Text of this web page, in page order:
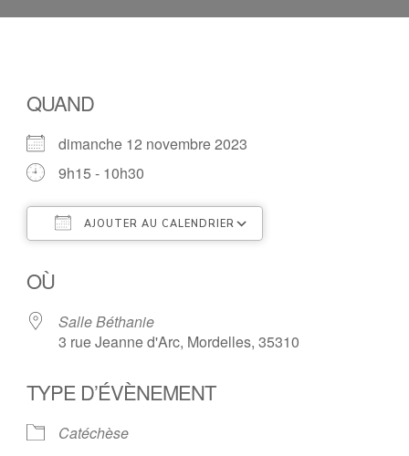
QUAND
dimanche 12 novembre 2023
9h15 - 10h30
AJOUTER AU CALENDRIER
OÙ
Salle Béthanie
3 rue Jeanne d'Arc, Mordelles, 35310
TYPE D’ÉVÈNEMENT
Catéchèse